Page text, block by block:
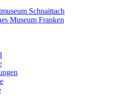
Schnaittach
Museum Franken